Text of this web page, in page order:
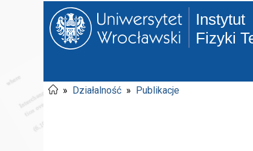
Instytut
Fizyki
» Działalność » Publikacje